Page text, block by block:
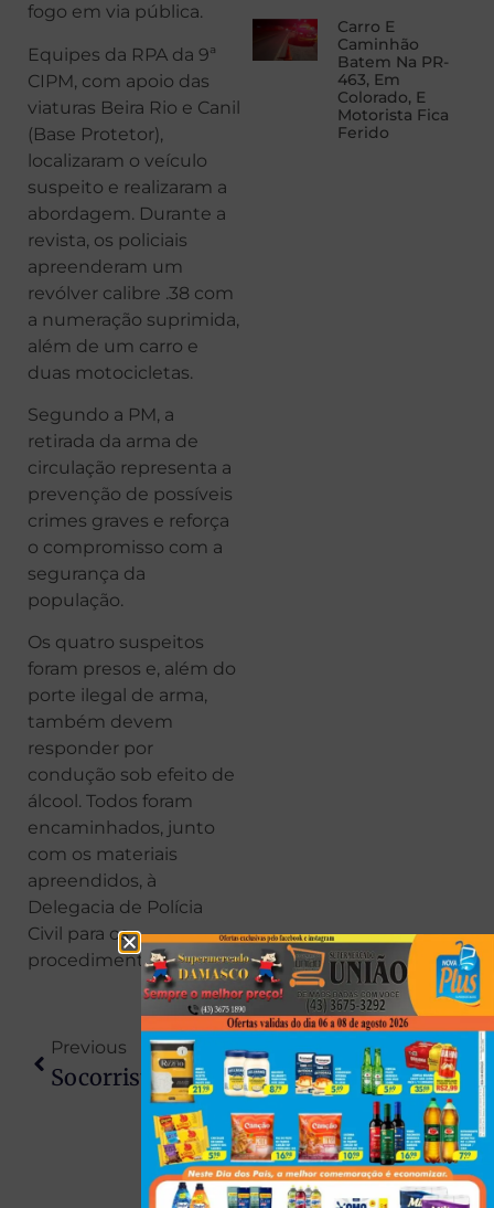
fogo em via pública.
Equipes da RPA da 9ª
CIPM, com apoio das
viaturas Beira Rio e Canil
(Base Protetor),
localizaram o veículo
suspeito e realizaram a
abordagem. Durante a
revista, os policiais
apreenderam um
revólver calibre .38 com
a numeração suprimida,
além de um carro e
duas motocicletas.
Segundo a PM, a
retirada da arma de
circulação representa a
prevenção de possíveis
crimes graves e reforça
o compromisso com a
segurança da
população.
Os quatro suspeitos
foram presos e, além do
porte ilegal de arma,
também devem
responder por
condução sob efeito de
álcool. Todos foram
encaminhados, junto
com os materiais
apreendidos, à
Delegacia de Polícia
Civil para os
procedimentos legais.
Carro E
Caminhão
Batem Na PR-
463, Em
Colorado, E
Motorista Fica
Ferido
Previous
Socorrista Do SAMU Descobre Que Vítima De Acidente Na BR-376 Era O Próprio Filho; Imagem Choca E Comove
Next
Miss De 32 Anos Morre Após Infarto Fulminante E Causa Grande Comoção Em Sarandi E Região